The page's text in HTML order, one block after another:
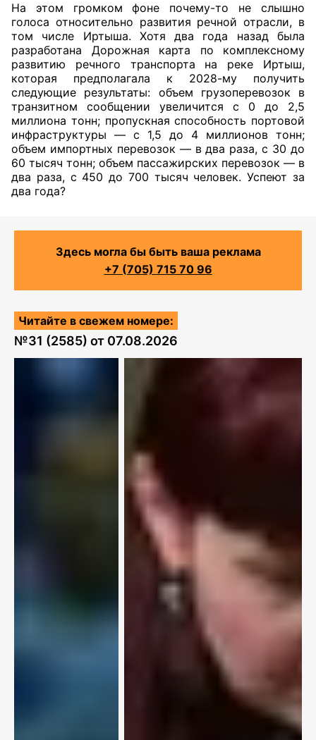
На этом громком фоне почему-то не слышно
голоса относительно развития речной отрасли, в
том числе Иртыша. Хотя два года назад была
разработана Дорожная карта по комплексному
развитию речного транспорта на реке Иртыш,
которая предполагала к 2028-му получить
следующие результаты: объем грузоперевозок в
транзитном сообщении увеличится с 0 до 2,5
миллиона тонн; пропускная способность портовой
инфраструктуры — с 1,5 до 4 миллионов тонн;
объем импортных перевозок — в два раза, с 30 до
60 тысяч тонн; объем пассажирских перевозок — в
два раза, с 450 до 700 тысяч человек. Успеют за
два года?
Здесь могла бы быть ваша реклама
+7 (705) 715 70 96
Читайте в свежем номере:
№31 (2585) от 07.08.2026